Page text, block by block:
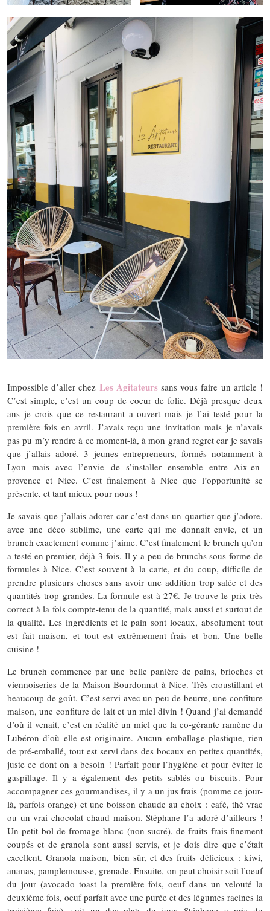
Impossible d’aller chez Les Agitateurssans vous faire un article !
C’est simple, c’est un coup de coeur de folie. Déjà presque deux
ans je crois que ce restaurant a ouvert mais je l’ai testé pour la
première fois en avril. J’avais reçu une invitation mais je n’avais
pas pu m’y rendre à ce moment-là, à mon grand regret car je savais
que j’allais adoré. 3 jeunes entrepreneurs, formés notamment à
Lyon mais avec l’envie de s’installer ensemble entre Aix-en-
provence et Nice. C’est finalement à Nice que l’opportunité se
présente, et tant mieux pour nous !
Je savais que j’allais adorer car c’est dans un quartier que j’adore,
avec une déco sublime, une carte qui me donnait envie, et un
brunch exactement comme j’aime. C’est finalement le brunch qu’on
a testé en premier, déjà 3 fois. Il y a peu de brunchs sous forme de
formules à Nice. C’est souvent à la carte, et du coup, difficile de
prendre plusieurs choses sans avoir une addition trop salée et des
quantités trop grandes. La formule est à 27€. Je trouve le prix très
correct à la fois compte-tenu de la quantité, mais aussi et surtout de
la qualité. Les ingrédients et le pain sont locaux, absolument tout
est fait maison, et tout est extrêmement frais et bon. Une belle
cuisine !
Le brunch commence par une belle panière de pains, brioches et
viennoiseries de la Maison Bourdonnat à Nice. Très croustillant et
beaucoup de goût. C’est servi avec un peu de beurre, une confiture
maison, une confiture de lait et un miel divin ! Quand j’ai demandé
d’où il venait, c’est en réalité un miel que la co-gérante ramène du
Lubéron d’où elle est originaire. Aucun emballage plastique, rien
de pré-emballé, tout est servi dans des bocaux en petites quantités,
juste ce dont on a besoin ! Parfait pour l’hygiène et pour éviter le
gaspillage. Il y a également des petits sablés ou biscuits. Pour
accompagner ces gourmandises, il y a un jus frais (pomme ce jour-
là, parfois orange) et une boisson chaude au choix : café, thé vrac
ou un vrai chocolat chaud maison. Stéphane l’a adoré d’ailleurs !
Un petit bol de fromage blanc (non sucré), de fruits frais finement
coupés et de granola sont aussi servis, et je dois dire que c’était
excellent. Granola maison, bien sûr, et des fruits délicieux : kiwi,
ananas, pamplemousse, grenade. Ensuite, on peut choisir soit l’oeuf
du jour (avocado toast la première fois, oeuf dans un velouté la
deuxième fois, oeuf parfait avec une purée et des légumes racines la